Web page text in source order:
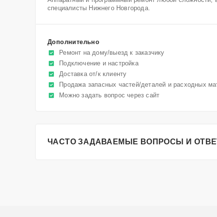
специалисты Нижнего Новгорода.
Дополнительно
Ремонт на дому/выезд к заказчику
Подключение и настройка
Доставка от/к клиенту
Продажа запасных частей/деталей и расходных
Можно задать вопрос через сайт
ЧАСТО ЗАДАВАЕМЫЕ ВОПРОСЫ И